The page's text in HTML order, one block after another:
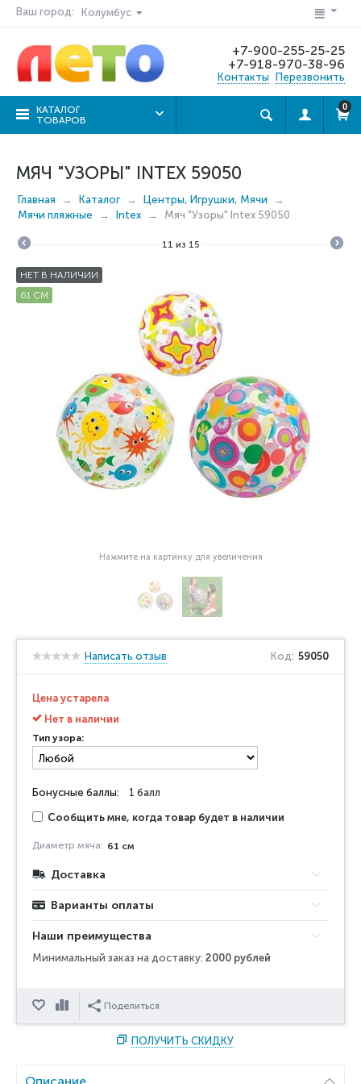
Ваш город: Колумбус
+7-900-255-25-25
+7-918-970-38-96
Контакты Перезвонить
КАТАЛОГ
ТОВАРОВ
0
МЯЧ "УЗОРЫ" INTEX 59050
Главная Каталог
Центры, Игрушки, Мячи
Мячи пляжные
Intex Мяч "Узоры" Intex 59050
11 из 15
НЕТ В НАЛИЧИИ
61 СМ
Нажмите на картинку для увеличения
Написать отзыв Код: 59050
Цена устарела
Нет в наличии
Тип узора:
Бонусные баллы: 1 балл
Сообщить мне, когда товар будет в наличии
Диаметр мяча: 61 см
Доставка
Варианты оплаты
Наши преимущества
Минимальный заказ на доставку: 2000 рублей
ОтложитьСравнитьПоделиться
ПОЛУЧИТЬ СКИДКУ